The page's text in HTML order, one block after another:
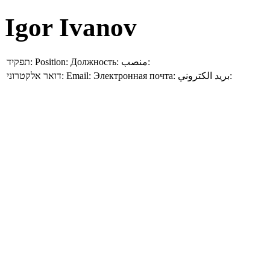
Igor Ivanov
תפקיד: Position: Должность:
منصب:
דואר אלקטרוני: Email: Электронная почта: بريد الكتروني: